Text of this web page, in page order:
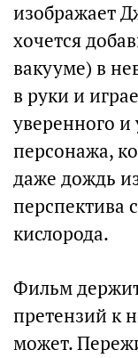
изображает
хочется
вакууме) в
в руки и
уверенного
персонажа,
даже дождь
перспектива
кислорода.
Фильм
претензий к
может.